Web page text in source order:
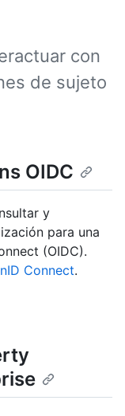
con
de sujeto
OIDC
y
para una
(OIDC).
Connect.